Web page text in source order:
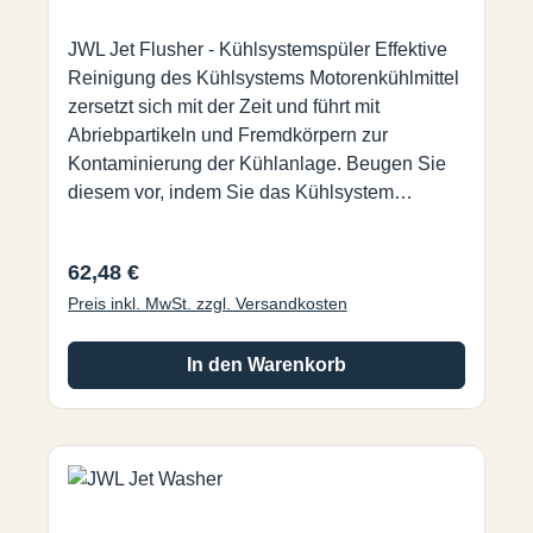
JWL Jet Flusher - Kühlsystemspüler Effektive
Reinigung des Kühlsystems Motorenkühlmittel
zersetzt sich mit der Zeit und führt mit
Abriebpartikeln und Fremdkörpern zur
Kontaminierung der Kühlanlage. Beugen Sie
diesem vor, indem Sie das Kühlsystem
Jet Flusher funktioniert ohne Einsatz von
Lösungsmitteln oder aggressiven Chemikalien.
Druckluft um die Leistungsfähigkeit zu erhöhen
und eine effektive und gleichzeitig schonende
stufenlose und unabhängige Regulierung von
sowohl Wasser- als Lufzufuhr ermöglicht eine
Regulärer Preis:
62,48 €
Preis inkl. MwSt. zzgl. Versandkosten
In den Warenkorb